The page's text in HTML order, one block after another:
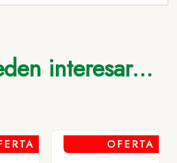
interesar...
OFERTA